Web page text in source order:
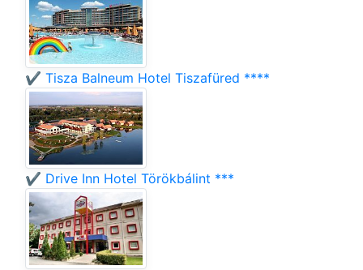
✔️ Tisza Balneum Hotel Tiszafüred ****
✔️ Drive Inn Hotel Törökbálint ***